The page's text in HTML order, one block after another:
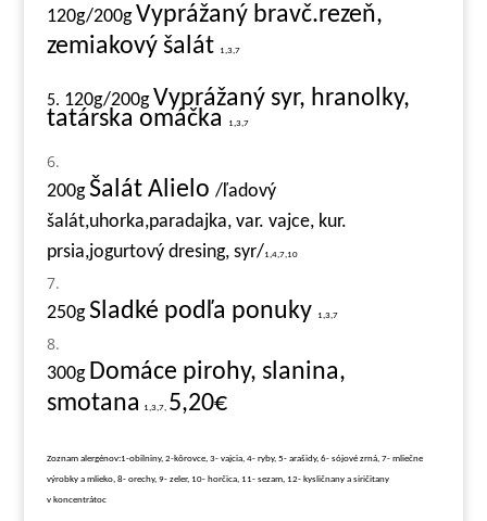
120g/200gVyprážaný bravč.rezeň,
zemiakový šalát
1,3,7
5. 120g/200gVyprážaný syr, hranolky,
tatárska omáčka 1,3,7
200gŠalát Alielo /ľadový
šalát,uhorka,paradajka, var. vajce, kur.
prsia,jogurtový dresing, syr/1,4,7,10
250g Sladké podľa ponuky 1,3,7
300g Domáce pirohy, slanina,
smotana
1,3,7, 5,20€
Zoznam alergénov:1-obilniny, 2-kôrovce, 3- vajcia, 4- ryby, 5- arašidy, 6- sójové zrná, 7- mliečne
výrobky a mlieko, 8- orechy, 9- zeler, 10- horčica, 11- sezam, 12- kysličnany a siričitany
v koncentrátoc